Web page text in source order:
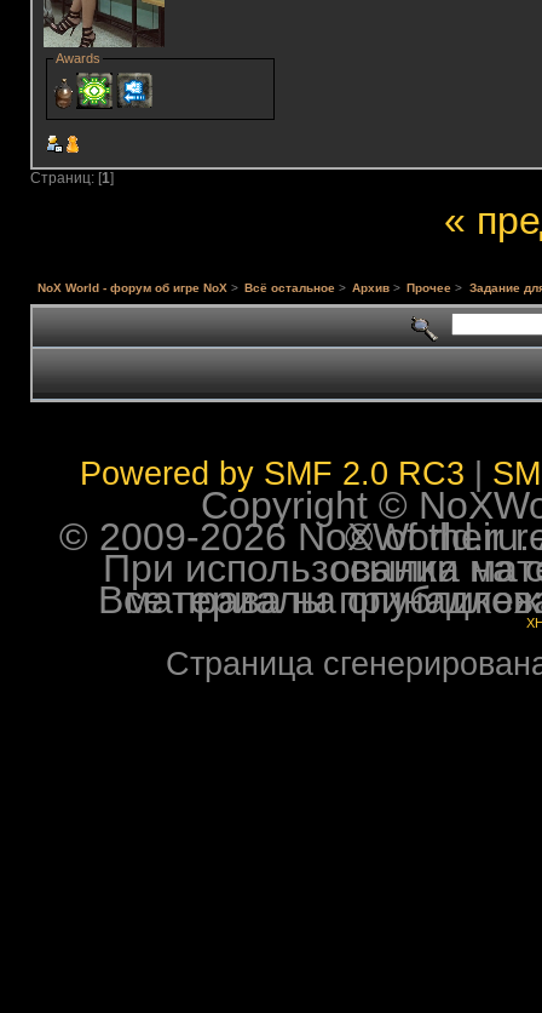
Awards
Страниц: [1]
«
NoX World - форум об игре NoX> Всё остальное > Архив > Прочее > Задание
Powered by SMF 2.0 RC3
Copyright ©
© 2009-2026 NoXWorld.ru. All
При использовании
Все права на опубликованные на форуме
Страница